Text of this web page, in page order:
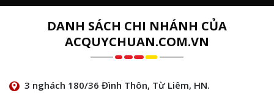
DANH SÁCH CHI NHÁNH CỦA
ACQUYCHUAN.COM.VN
3 nghách 180/36 Đình Thôn, Từ Liêm, HN.